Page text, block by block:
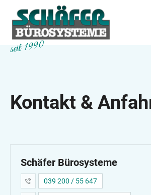
seit 1990
Kontakt &
Schäfer Bürosysteme
039 200 / 55 647